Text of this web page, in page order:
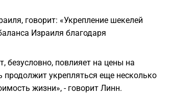
говорит: «Укрепление шекелей
Израиля благодаря
безусловно, повлияет на цены на
укрепляться еще несколько
жизни», - говорит Линн.